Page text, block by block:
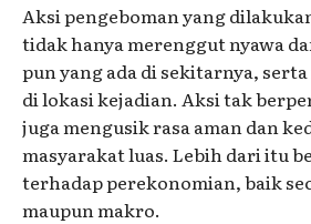
Aksi pengeboman yang
tidak hanya merenggut nyawa
pun yang ada di sekitarnya,
di lokasi kejadian. Aksi tak
juga mengusik rasa aman dan
masyarakat luas. Lebih dari itu
terhadap perekonomian, baik
maupun makro.